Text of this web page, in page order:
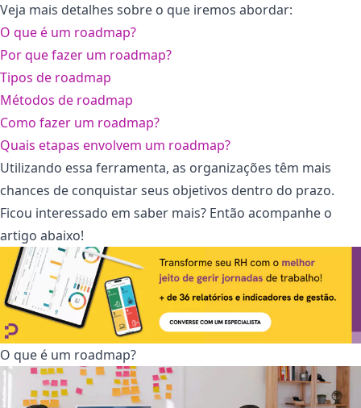
Veja mais detalhes sobre o que iremos abordar:
O que é um roadmap?
Por que fazer um roadmap?
Tipos de roadmap
Métodos de roadmap
Como fazer um roadmap?
Quais etapas envolvem um roadmap?
Utilizando essa ferramenta, as organizações têm mais
chances de conquistar seus objetivos dentro do prazo.
Ficou interessado em saber mais? Então acompanhe o
artigo abaixo!
O que é um roadmap?